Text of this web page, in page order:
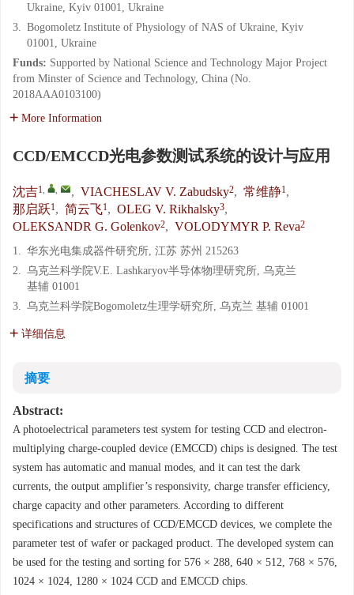
Ukraine, Kyiv 01001, Ukraine
3. Bogomoletz Institute of Physiology of NAS of Ukraine, Kyiv
01001, Ukraine
Funds: Supported by National Science and Technology Major Project
from Minster of Science and Technology, China (No.
2018AAA0103100)
More Information
CCD/EMCCD光电参数测试系统的设计与应用
沈吉1, , , VIACHESLAV V. Zabudsky2, 常维静1,
那启跃1, 简云飞1, OLEG V. Rikhalsky3,
OLEKSANDR G. Golenkov2, VOLODYMYR P. Reva2
1. 华东光电集成器件研究所, 江苏 苏州 215263
2. 乌克兰科学院V.E. Lashkaryov半导体物理研究所, 乌克兰
基辅 01001
3. 乌克兰科学院Bogomoletz生理学研究所, 乌克兰 基辅 01001
详细信息
摘要
Abstract:
A photoelectrical parameters test system for testing CCD and electron-
multiplying charge-coupled device (EMCCD) chips is designed. The test
system has automatic and manual modes, and it can test the dark
currents, the output amplifier’s responsivity, charge transfer efficiency,
charge capacity and other parameters. According to different
specifications and structures of CCD/EMCCD devices, we complete the
parameter test of wafer or packaged product. The developed system can
be used for the testing and sorting for 576 × 288, 640 × 512, 768 × 576,
1024 × 1024, 1280 × 1024 CCD and EMCCD chips.